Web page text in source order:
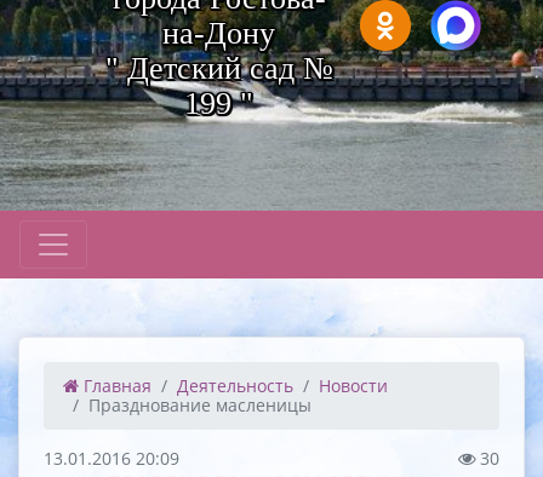
на-Дону
" Детский сад №
199 "
Главная Деятельность
Новости
Празднование масленицы
13.01.2016 20:09 30